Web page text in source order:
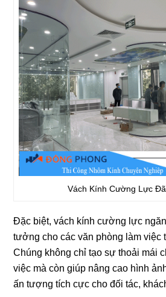
Vách Kính Cường Lực
Đặc biệt, vách kính cường lực
tưởng cho các văn phòng làm việc
Chúng không chỉ tạo sự thoải mái
việc mà còn giúp nâng cao hình
ấn tượng tích cực cho đối tác,